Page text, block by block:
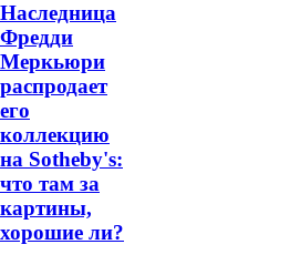
Наследница
Фредди
Меркьюри
распродает
его
коллекцию
на Sotheby's:
что там за
картины,
хорошие ли?